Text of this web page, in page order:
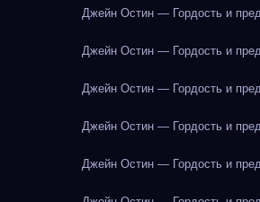
Джейн Остин — Гордость и
Джейн Остин — Гордость и
Джейн Остин — Гордость и
Джейн Остин — Гордость и
Джейн Остин — Гордость и